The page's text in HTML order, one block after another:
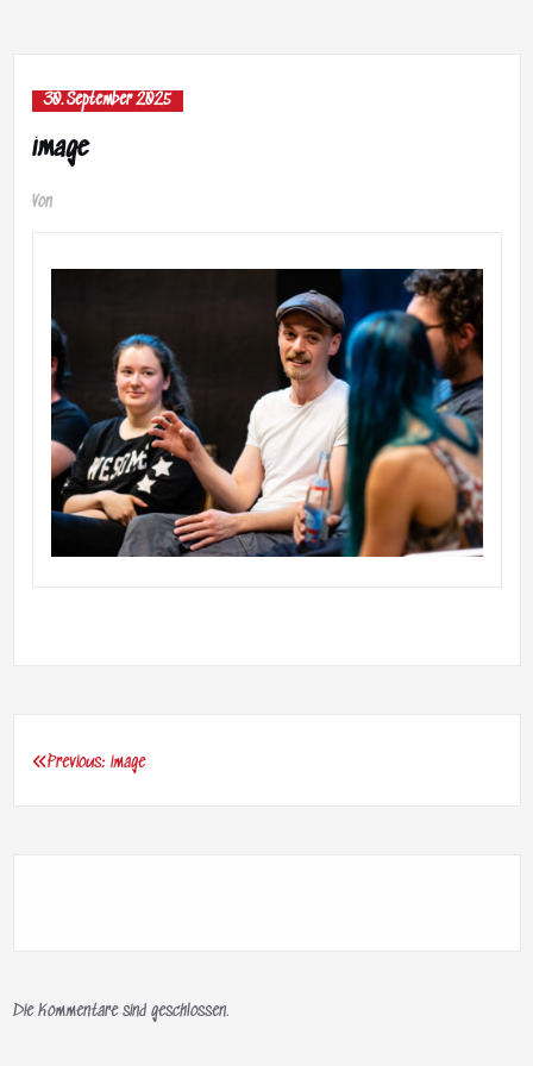
30. September 2025
image
Von
Beitragsnavigation
Previous: image
Die Kommentare sind geschlossen.